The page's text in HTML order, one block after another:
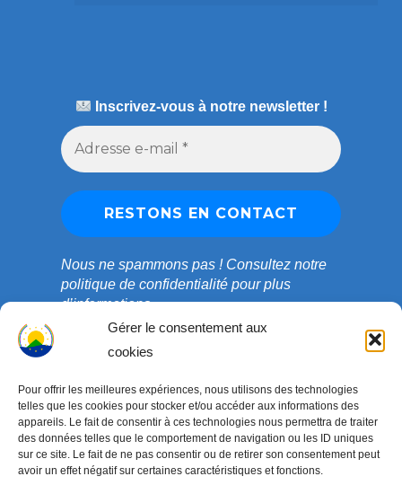
Gérer le consentement aux
cookies
Pour offrir les meilleures expériences, nous utilisons des technologies
telles que les cookies pour stocker et/ou accéder aux informations des
appareils. Le fait de consentir à ces technologies nous permettra de traiter
des données telles que le comportement de navigation ou les ID uniques
sur ce site. Le fait de ne pas consentir ou de retirer son consentement peut
avoir un effet négatif sur certaines caractéristiques et fonctions.
Inscrivez-vous à notre newsletter !
Nous ne spammons pas ! Consultez notre
politique de confidentialitépour plus
d’informations.